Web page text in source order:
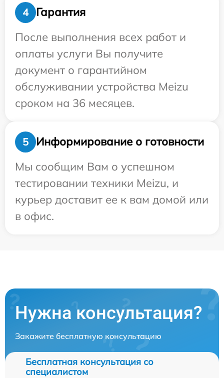
4
Гарантия
После выполнения всех работ и
оплаты услуги Вы получите
документ о гарантийном
обслуживании устройства Meizu
сроком на 36 месяцев.
5
Информирование о готовности
Мы сообщим Вам о успешном
тестировании техники Meizu, и
курьер доставит ее к вам домой или
в офис.
Нужна консультация?
Закажите бесплатную консультацию
Бесплатная консультация со
специалистом